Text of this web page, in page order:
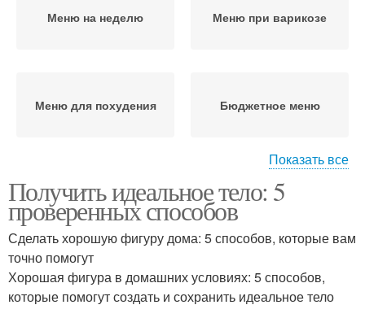
Меню на неделю Меню при варикозе
Меню для похудения Бюджетное меню
Меню с рецептами Меню в граммах
Показать все
Получить идеальное тело: 5
проверенных способов
Сделать хорошую фигуру дома: 5 способов, которые вам
точно помогут
Хорошая фигура в домашних условиях: 5 способов,
которые помогут создать и сохранить идеальное тело